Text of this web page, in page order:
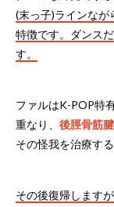
(末っ子)ラインな
特徴です。ダンス
す。
ファルはK-POP特
重なり、 後脛骨筋
その怪我を治療す
その後復帰します